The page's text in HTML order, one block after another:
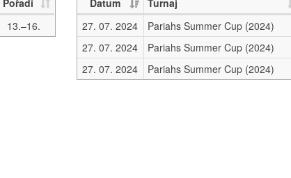
Pořadí
13.–16.
Datum Turnaj
27. 07. 2024
Pariahs Summer Cup (2024)
27. 07. 2024
Pariahs Summer Cup (2024)
27. 07. 2024
Pariahs Summer Cup (2024)